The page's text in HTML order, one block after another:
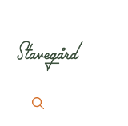
innehåll